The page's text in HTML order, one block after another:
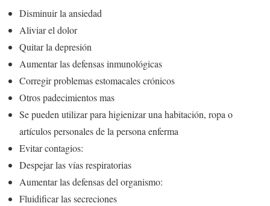
Disminuir la ansiedad
Aliviar el dolor
Quitar la depresión
Aumentar las defensas inmunológicas
Corregir problemas estomacales crónicos
Otros padecimientos mas
Se pueden utilizar para higienizar una habitación, ropa o
artículos personales de la persona enferma
Evitar contagios:
Despejar las vías respiratorias
Aumentar las defensas del organismo:
Fluidificar las secreciones